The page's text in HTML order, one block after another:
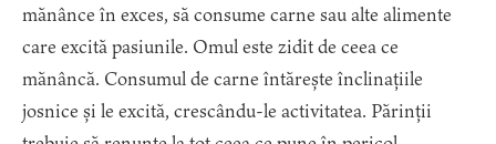
mănânce în exces, să consume carne sau alte alimente
care excită pasiunile. Omul este zidit de ceea ce
mănâncă. Consumul de carne întărește înclinațiile
josnice și le excită, crescându-le activitatea. Părinții